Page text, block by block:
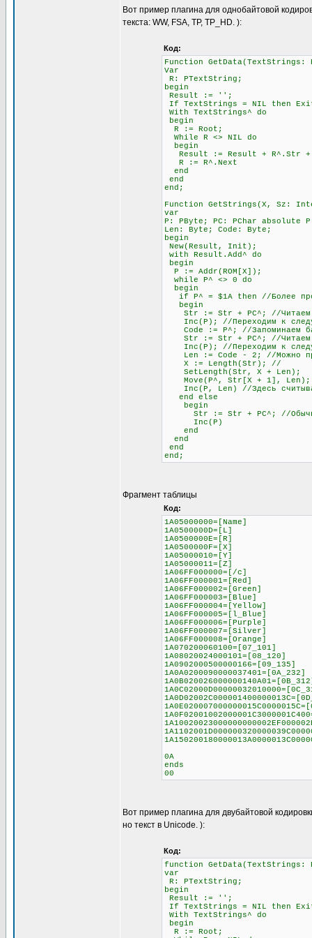
Вот пример плагина для однобайтовой
текста: WW, FSA, TP, TP_HD. ):
Код:
Function
Var
R: PTextString;
begin
Result := '';
If TextStrings = NIL then
With TextStrings^ do
begin
R := Root;
While R <> NIL do
begin
Result := Result + R^.Str +
R := R^.Next
end
end
end;
Function GetStrings(X, Sz:
var
P: PByte; PC: PChar absolute
Len: Byte; Code: Byte;
begin
New(Result, Init);
with Result.Add^ do
begin
P := Addr(ROM[X]);
while P^ <> 0 do
begin
if P^ = $1A then //Более
begin
Str := Str + PC^; //Читаем
Inc(P); //Переходим к
Code := P^; //Запоминаем
Str := Str + PC^; //Читаем
Inc(P); //Переходим к
Len := Code - 2; //Можно
X := Length(Str); //
SetLength(Str, X +
Move(P^, Str[X + 1],
Inc(P, Len) //Здесь
end else
begin
Str := Str + PC^; //Обычное
Inc(P)
end
end
end
end;
Фрагмент таблицы
Код:
1A05000000=[Name]
1A0500000D=[L]
1A0500000E=[R]
1A0500000F=[X]
1A05000010=[Y]
1A05000011=[Z]
1A06FF000000=[/c]
1A06FF000001=[Red]
1A06FF000002=[Green]
1A06FF000003=[Blue]
1A06FF000004=[Yellow]
1A06FF000005=[l_Blue]
1A06FF000006=[Purple]
1A06FF000007=[Silver]
1A06FF000008=[Orange]
1A070200060100=[07_101]
1A08020024000101=[08_120]
1A0902000500000166=[09_135]
1A0A0200090000037401=[0A_232]
0A
ends
00
Вот пример плагина для двубайтовой
но текст в Unicode. ):
Код:
function
var
R: PTextString;
begin
Result := '';
If TextStrings = NIL then
With TextStrings^ do
begin
R := Root;